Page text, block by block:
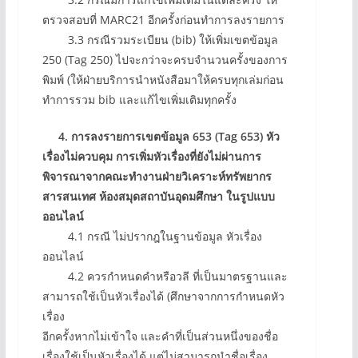
ตรวจสอบที่ MARC21 อีกครั้งก่อนทำการลงรายการ
3.3 กรณีรวมระเบียน (bib) ให้เพิ่มเขตข้อมูล
250 (Tag 250) ไปจะกว่าจะครบจำนวนครั้งของการ
พิมพ์ (ให้ฝ่ายบริการนำหนังสือมาให้ครบทุกเล่มก่อน
ทำการรวม bib และแก้ไขเพิ่มเติมทุกครั้ง
4. การลงรายการเขตข้อมูล 653 (Tag 653) หัว
เรื่องไม่ควบคุม การเพิ่มหัวเรื่องที่ยังไม่ผ่านการ
พิจารณาจากคณะทำงานฝ่ายวิเคราะห์ทรัพยากร
สารสนเทศ ห้องสมุดสถาบันอุดมศึกษา ในรูปแบบ
ออนไลน์
4.1 กรณี ไม่ปรากฎในฐานข้อมูล หัวเรื่อง
ออนไลน์
4.2 ควรกำหนดคำหรือวลี ที่เป็นมาตรฐานและ
สามารถใช้เป็นหัวเรื่องได้ (ศึกษาจากการกำหนดหัว
เรื่อง
อีกครั้งหากไม่เข้าใจ และคำที่เป็นส่วนหนึ่งของชื่อ